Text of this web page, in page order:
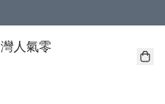
用於 本地送貨、本地取貨 )
人氣零